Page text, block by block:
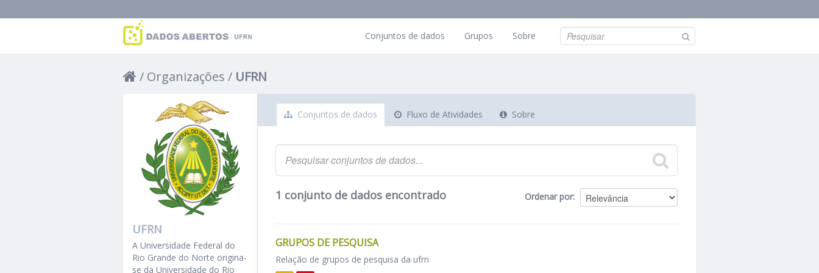
Conjuntos de dados Grupos Sobre
Organizações UFRN
Conjuntos de dados Fluxo de Atividades Sobre
Ordenar por
1 conjunto de dados encontrado
GRUPOS DE PESQUISA
Relação de grupos de pesquisa da ufrn
UFRN
A Universidade Federal do
Rio Grande do Norte origina-
se da Universidade do Rio